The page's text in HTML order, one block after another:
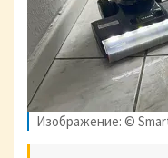
Изображение: ©